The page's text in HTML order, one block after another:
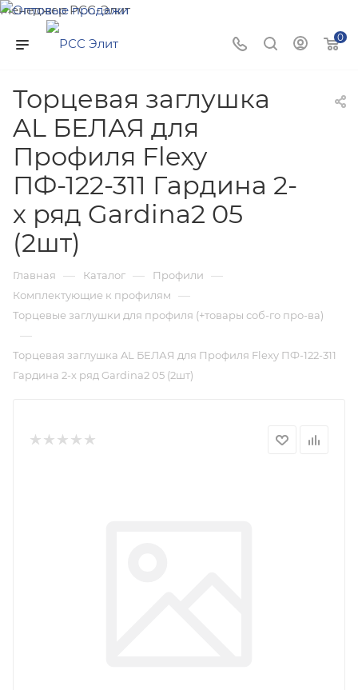
Менеджер РСС-Элит
Напишите нам и мы поможем подобрать товар именно
для Вас!
0
Торцевая заглушка
AL БЕЛАЯ для
Профиля Flexy
ПФ-122-311 Гардина 2-
х ряд Gardina2 05
(2шт)
Главная — Каталог — Профили —
Комплектующие к профилям —
Торцевые заглушки для профиля (+товары соб-го про-ва)
—
Торцевая заглушка AL БЕЛАЯ для Профиля Flexy ПФ-122-311
Гардина 2-х ряд Gardina2 05 (2шт)